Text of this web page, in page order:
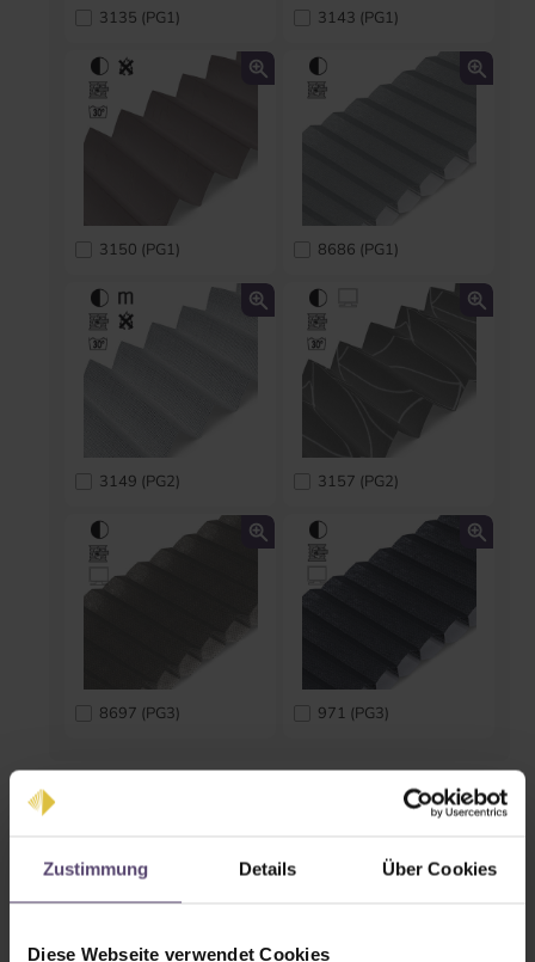
Zustimmung Details Über Cookies
Diese Webseite verwendet Cookies
3135 (PG1) 3143 (PG1)
3150 (PG1) 8686 (PG1)
3149 (PG2) 3157 (PG2)
8697 (PG3) 971 (PG3)
» zur Messanleitung